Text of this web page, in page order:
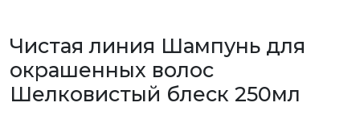
Чистая линия Шампунь для
окрашенных волос
Шелковистый блеск 250мл